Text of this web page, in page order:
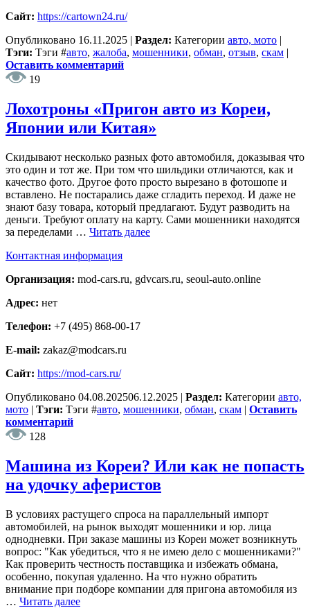
Сайт: https://cartown24.ru/
Опубликовано 16.11.2025 | Раздел: Категории авто, мото |
Тэги: Тэги #авто, жалоба, мошенники, обман, отзыв, скам |
Оставить комментарий
19
Лохотроны «Пригон авто из Кореи,
Японии или Китая»
Скидывают несколько разных фото автомобиля, доказывая что
это один и тот же. При том что шильдики отличаются, как и
качество фото. Другое фото просто вырезано в фотошопе и
вставлено. Не постарались даже сгладить переход. И даже не
знают базу товара, который предлагают. Будут разводить на
деньги. Требуют оплату на карту. Сами мошенники находятся
за переделами … Читать далее
Контактная информация
Организация: mod-cars.ru, gdvcars.ru, seoul-auto.online
Адрес: нет
Телефон: +7 (495) 868-00-17
E-mail: zakaz@modcars.ru
Сайт: https://mod-cars.ru/
Опубликовано 04.08.202506.12.2025 | Раздел: Категории авто,
мото | Тэги: Тэги #авто, мошенники, обман, скам | Оставить
комментарий
128
Машина из Кореи? Или как не попасть
на удочку аферистов
В условиях растущего спроса на параллельный импорт
автомобилей, на рынок выходят мошенники и юр. лица
однодневки. При заказе машины из Кореи может возникнуть
вопрос: "Как убедиться, что я не имею дело с мошенниками?"
Как проверить честность поставщика и избежать обмана,
особенно, покупая удаленно. На что нужно обратить
внимание при подборе компании для пригона автомобиля из
… Читать далее